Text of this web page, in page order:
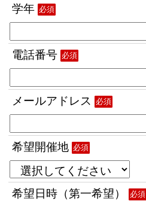
学年 必須
電話番号 必須
メールアドレス 必須
希望開催地 必須
希望日時（第一希望） 必須